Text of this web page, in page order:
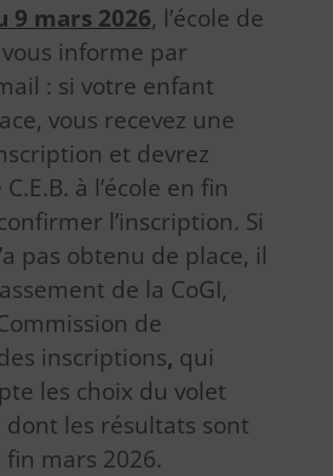
9 mars 2026, l’école de
informe par
: si votre enfant
vous recevez une
et devrez
à l’école en fin
l’inscription. Si
pas obtenu de place, il
de la CoGI,
de
inscriptions, qui
les choix du volet
les résultats sont
mars 2026.